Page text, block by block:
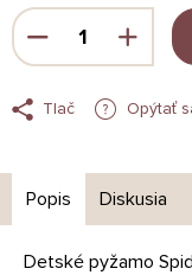
Tlač Opýtať
Popis Diskusia
Detské pyžamo